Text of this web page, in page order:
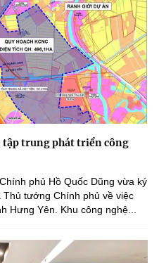
tập trung phát triển công
phủ Hồ Quốc Dũng vừa ký
tướng Chính phủ về việc
Hưng Yên. Khu công nghệ...